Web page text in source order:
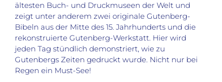
ältesten Buch- und Druckmuseen der Welt und
zeigt unter anderem zwei originale Gutenberg-
Bibeln aus der Mitte des 15. Jahrhunderts und die
rekonstruierte Gutenberg-Werkstatt. Hier wird
jeden Tag stündlich demonstriert, wie zu
Gutenbergs Zeiten gedruckt wurde. Nicht nur bei
Regen ein Must-See!